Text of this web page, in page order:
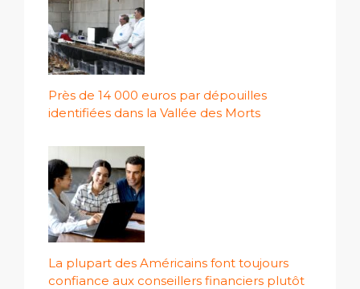
Près de 14 000 euros par dépouilles
identifiées dans la Vallée des Morts
La plupart des Américains font toujours
confiance aux conseillers financiers plutôt